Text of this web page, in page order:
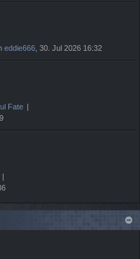
eddie666 , 30. Jul 2026 16:32
Fate